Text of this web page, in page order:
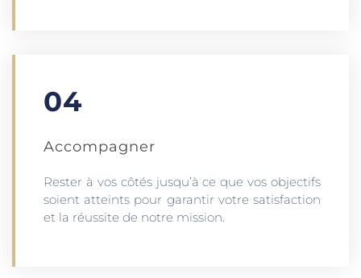
04
Accompagner
Rester à vos côtés jusqu’à ce que vos objectifs
soient atteints pour garantir votre satisfaction
et la réussite de notre mission.